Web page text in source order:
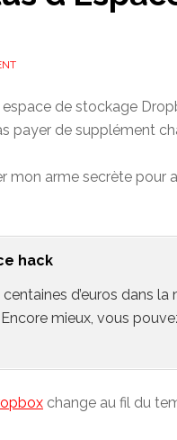
de stockage
payer de supplément
mon arme secrète pour
hack
d’euros dans la
mieux, vous
change au fil du